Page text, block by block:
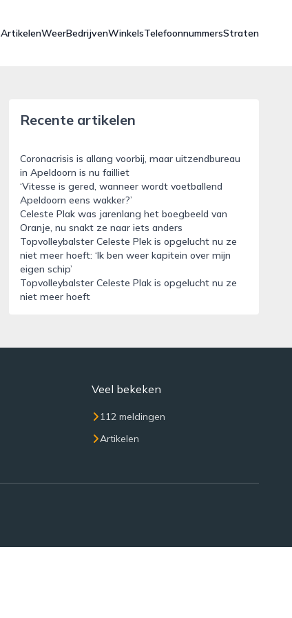
ArtikelenWeerBedrijvenWinkelsTelefoonnummersStraten
Recente artikelen
Coronacrisis is allang voorbij, maar uitzendbureau
in Apeldoorn is nu failliet
‘Vitesse is gered, wanneer wordt voetballend
Apeldoorn eens wakker?’
Celeste Plak was jarenlang het boegbeeld van
Oranje, nu snakt ze naar iets anders
Topvolleybalster Celeste Plek is opgelucht nu ze
niet meer hoeft: ‘Ik ben weer kapitein over mijn
eigen schip’
Topvolleybalster Celeste Plak is opgelucht nu ze
niet meer hoeft
Veel bekeken
112 meldingen
Artikelen